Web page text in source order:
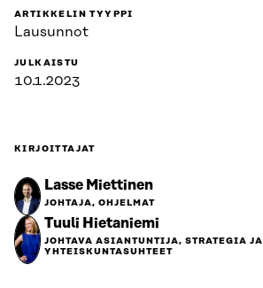
ARTIKKELIN TYYPPI
Lausunnot
JULKAISTU
10.1.2023
KIRJOITTAJAT
Lasse Miettinen
JOHTAJA, OHJELMAT
Tuuli Hietaniemi
JOHTAVA ASIANTUNTIJA, STRATEGIA JA
YHTEISKUNTASUHTEET